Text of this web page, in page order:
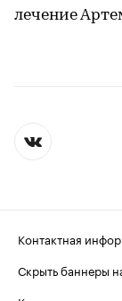
лечение
Контактная
Скрыть баннеры